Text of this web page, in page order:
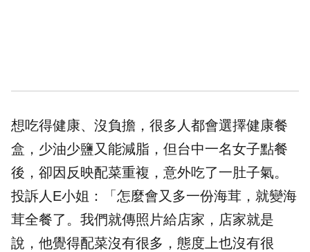
想吃得健康、沒負擔，很多人都會選擇健康餐
盒，少油少鹽又能減脂，但台中一名女子點餐
後，卻因反映配菜重複，意外吃了一肚子氣。
投訴人E小姐：「怎麼會又多一份海茸，就變海
茸全餐了。我們就傳照片給店家，店家就是
說，他覺得配菜沒有很多，態度上也沒有很